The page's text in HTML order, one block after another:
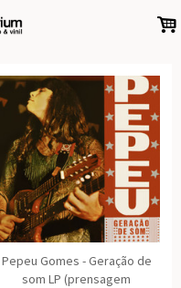
.
Pepeu Gomes - Geração de
som LP (prensagem